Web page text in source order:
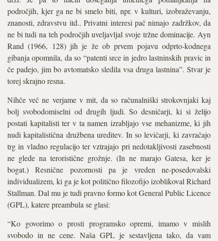
področjih, kjer ga ne bi smelo biti, npr. v kulturi, izobraževanju,
znanosti, zdravstvu itd.. Privatni interesi pač nimajo zadržkov, da
ne bi tudi na teh področjih uveljavljal svoje tržne dominacije. Ayn
Rand (1966, 128) jih je že ob prvem pojavu odprto-kodnega
gibanja opomnila, da so “patenti srce in jedro lastninskih pravic in
če padejo, jim bo avtomatsko sledila vsa druga lastnina”. Stvar je
torej skrajno resna.
Nihče več ne verjame v mit, da so računalniški strokovnjaki kaj
bolj svobodomiselni od drugih ljudi. So desničarji, ki si želijo
postati kapitalisti ter v ta namen izrabljajo vse mehanizme, ki jih
nudi kapitalistična družbena ureditev. In so levičarji, ki zavračajo
trg in vladno regulacijo ter vztrajajo pri nedotakljivosti zasebnosti
ne glede na teroristične grožnje. (In ne marajo Gatesa, ker je
bogat.) Resnične pozornosti pa je vreden ne-posedovalski
individualizem, ki ga je kot politično filozofijo izoblikoval Richard
Stallman. Dal mu je tudi pravno formo kot General Public Licence
(GPL), katere preambula se glasi:
“Ko govorimo o prosti programsko opremi, imamo v mislih
svobodo in ne cene. Naša GPL je sestavljena tako, da vam